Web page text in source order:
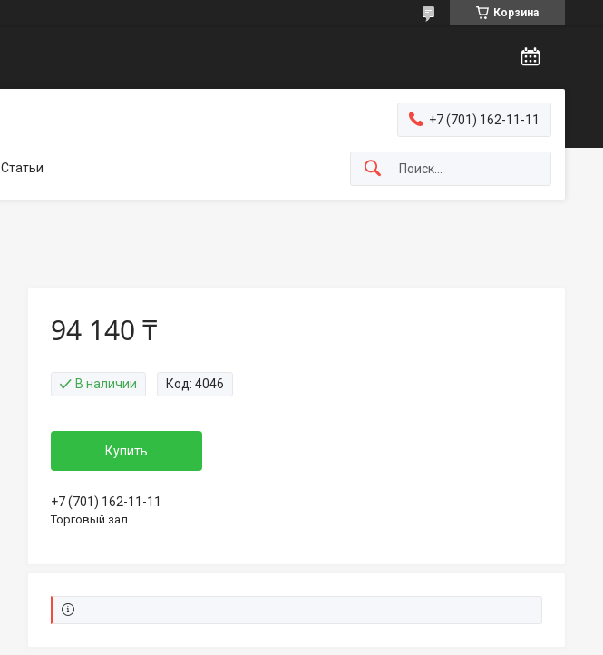
Корзина
+7 (701) 162-11-11
Статьи
94 140 ₸
В наличии Код: 4046
Купить
+7 (701) 162-11-11
Торговый зал